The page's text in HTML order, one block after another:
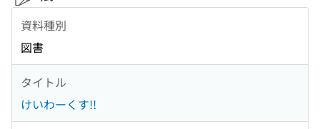
資料種別
図書
タイトル
けいわーくす!!